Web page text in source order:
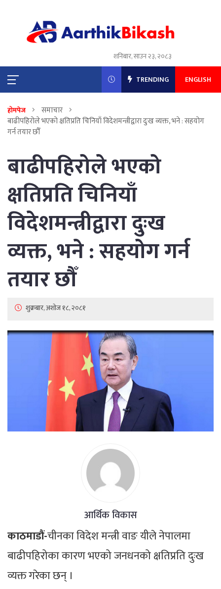
शनिबार, साउन २३, २०८३
TRENDING ENGLISH
होमपेज
समाचार
बाढीपहिरोले भएको क्षतिप्रति चिनियाँ विदेशमन्त्रीद्वारा दुःख व्यक्त, भने : सहयोग
गर्न तयार छौँ
बाढीपहिरोले भएको
क्षतिप्रति चिनियाँ
विदेशमन्त्रीद्वारा दुःख
व्यक्त, भने : सहयोग गर्न
तयार छौँ
शुक्रबार, अशोज १८, २०८१
आर्थिक विकास
काठमाडौं-चीनका विदेश मन्त्री वाङ यीले नेपालमा
बाढीपहिरोका कारण भएको जनधनको क्षतिप्रति दुःख
व्यक्त गरेका छन् ।